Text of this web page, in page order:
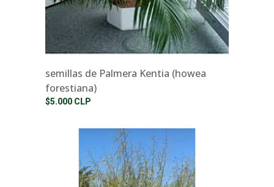
semillas de Palmera Kentia (howea
forestiana)
$5.000 CLP